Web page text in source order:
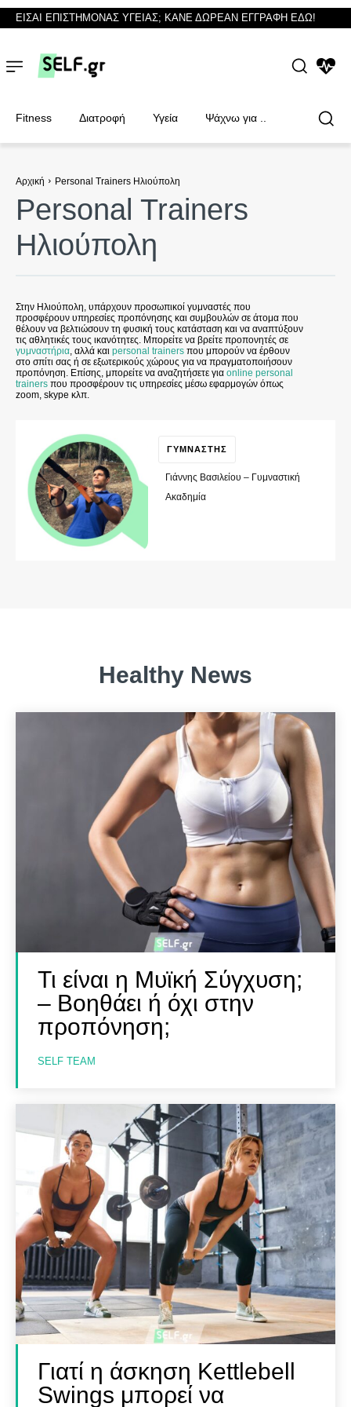
Φυσικοθεραπευτές
Φυσικοθεραπευτές
ΕΙΣΑΙ ΕΠΙΣΤΗΜΟΝΑΣ ΥΓΕΙΑΣ; ΚΑΝΕ ΔΩΡΕΑΝ ΕΓΓΡΑΦΗ ΕΔΩ!
Fitness Διατροφή Υγεία Ψάχνω για ..
Αρχική Personal Trainers Ηλιούπολη
Personal Trainers
Ηλιούπολη
Στην Ηλιούπολη, υπάρχουν προσωπικοί γυμναστές που
προσφέρουν υπηρεσίες προπόνησης και συμβουλών σε άτομα που
θέλουν να βελτιώσουν τη φυσική τους κατάσταση και να αναπτύξουν
τις αθλητικές τους ικανότητες. Μπορείτε να βρείτε προπονητές σε
γυμναστήρια, αλλά και personal trainers που μπορούν να έρθουν
στο σπίτι σας ή σε εξωτερικούς χώρους για να πραγματοποιήσουν
προπόνηση. Επίσης, μπορείτε να αναζητήσετε για online personal
trainers που προσφέρουν τις υπηρεσίες μέσω εφαρμογών όπως
zoom, skype κλπ.
ΓΥΜΝΑΣΤΗΣ
Γιάννης Βασιλείου – Γυμναστική
Ακαδημία
Healthy News
Τι είναι η Μυϊκή Σύγχυση;
– Βοηθάει ή όχι στην
προπόνηση;
SELF TEAM
Γιατί η άσκηση Kettlebell
Swings μπορεί να